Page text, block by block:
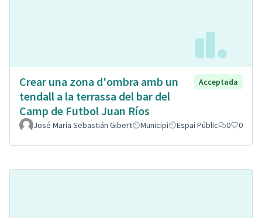
Crear una zona d'ombra amb un
tendall a la terrassa del bar del
Camp de Futbol Juan Ríos
Acceptada
José María Sebastián Gibert Municipi Espai Públic 0 0